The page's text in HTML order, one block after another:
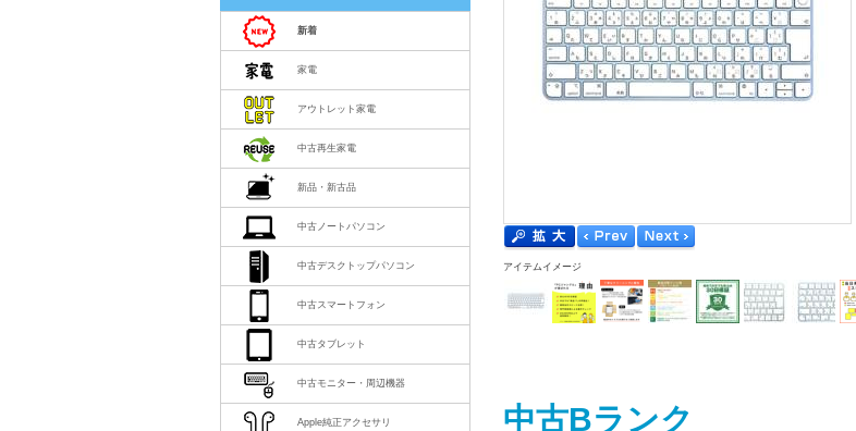
新着
家電
アウトレット家電
中古再生家電
新品・新古品
中古ノートパソコン
中古デスクトップパソコン
中古スマートフォン
中古タブレット
中古モニター・周辺機器
Apple純正アクセサリ
アイテムイメージ
中古Bランク